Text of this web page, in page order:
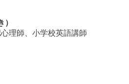
理師、小学校英語講師